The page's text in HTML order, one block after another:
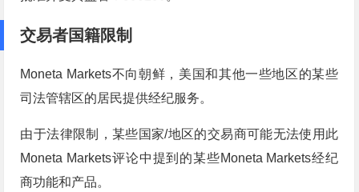
交易者国籍限制
Moneta Markets不向朝鲜，美国和其他一些地区的某些
司法管辖区的居民提供经纪服务。
由于法律限制，某些国家/地区的交易商可能无法使用此
Moneta Markets评论中提到的某些Moneta Markets经纪
商功能和产品。